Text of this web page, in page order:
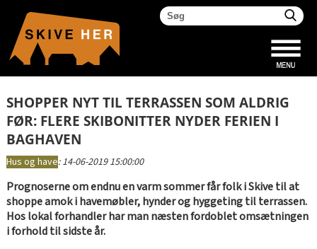
SHOPPER NYT TIL TERRASSEN SOM ALDRIG
FØR: FLERE SKIBONITTER NYDER FERIEN I
BAGHAVEN
Hus og have:14-06-2019 15:00:00
Prognoserne om endnu en varm sommer får folk i Skive til at
shoppe amok i havemøbler, hynder og hyggeting til terrassen.
Hos lokal forhandler har man næsten fordoblet omsætningen
i forhold til sidste år.